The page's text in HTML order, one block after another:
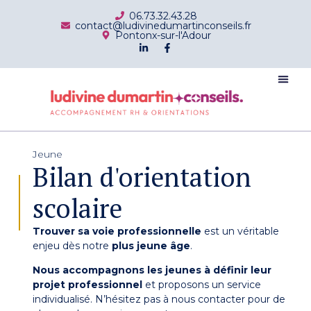
06.73.32.43.28
contact@ludivinedumartinconseils.fr
Pontonx-sur-l'Adour
Jeune
Bilan d'orientation
scolaire
Trouver sa voie professionnelle est un véritable
enjeu dès notre plus jeune âge.
Nous accompagnons les jeunes à définir leur
projet professionnel et proposons un service
individualisé. N’hésitez pas à nous contacter pour de